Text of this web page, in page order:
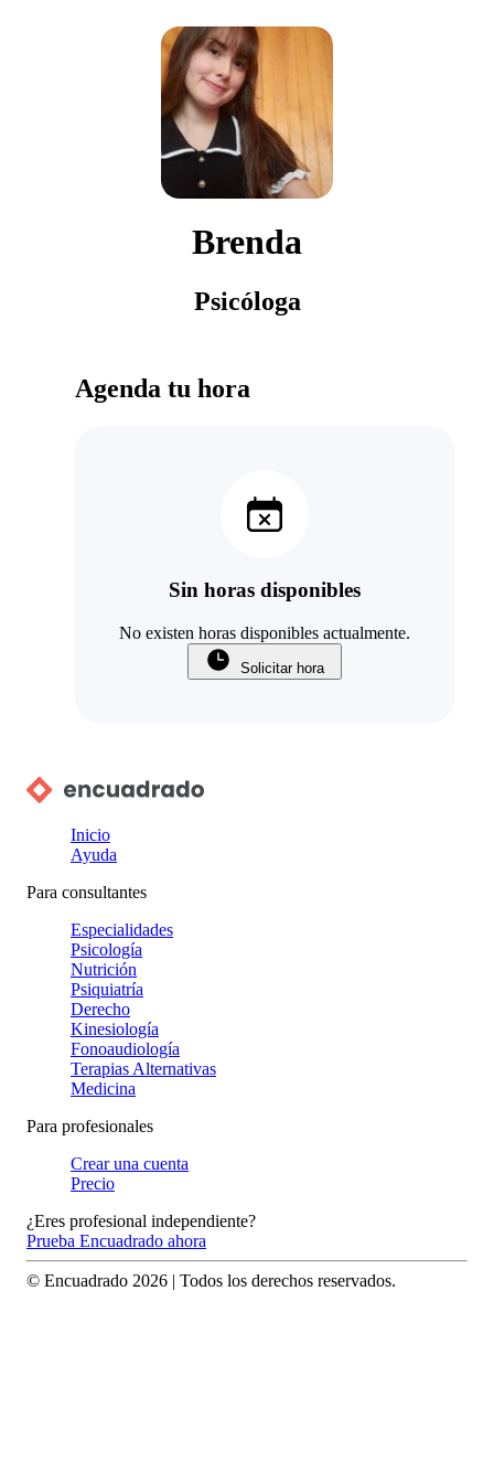
Brenda
Psicóloga
Agenda tu hora
Sin horas disponibles
No existen horas disponibles actualmente.
Solicitar hora
Inicio
Ayuda
Para consultantes
Especialidades
Psicología
Nutrición
Psiquiatría
Derecho
Kinesiología
Fonoaudiología
Terapias Alternativas
Medicina
Para profesionales
Crear una cuenta
Precio
¿Eres profesional independiente?
Prueba Encuadrado ahora
© Encuadrado 2026 | Todos los derechos reservados.